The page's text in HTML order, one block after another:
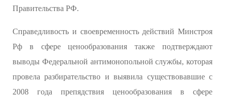
Правительства РФ.
Справедливость и своевременность действий Минстроя
Рф в сфере ценообразования также подтверждают
выводы Федеральной антимонопольной службы, которая
провела разбирательство и выявила существовавшие с
2008 года препядствия ценообразования в сфере